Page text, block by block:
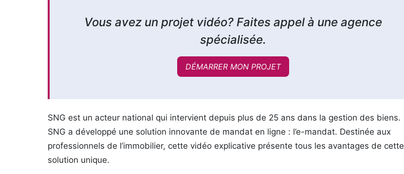
Vous avez un projet vidéo? Faites appel à une agence
spécialisée.
DÉMARRER MON PROJET
SNG est un acteur national qui intervient depuis plus de 25 ans dans la gestion des biens.
SNG a développé une solution innovante de mandat en ligne : l’e-mandat. Destinée aux
professionnels de l’immobilier, cette vidéo explicative présente tous les avantages de cette
solution unique.